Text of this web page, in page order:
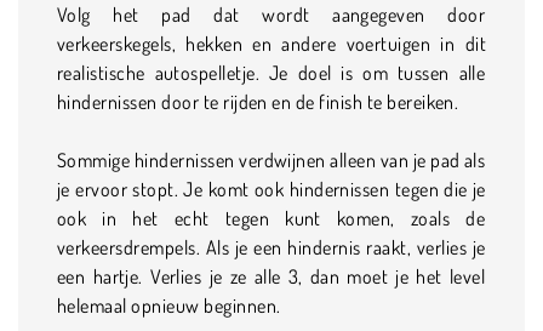
Volg het pad dat wordt aangegeven door
verkeerskegels, hekken en andere voertuigen in dit
realistische autospelletje. Je doel is om tussen alle
hindernissen door te rijden en de finish te bereiken.
Sommige hindernissen verdwijnen alleen van je pad als
je ervoor stopt. Je komt ook hindernissen tegen die je
ook in het echt tegen kunt komen, zoals de
verkeersdrempels. Als je een hindernis raakt, verlies je
een hartje. Verlies je ze alle 3, dan moet je het level
helemaal opnieuw beginnen.